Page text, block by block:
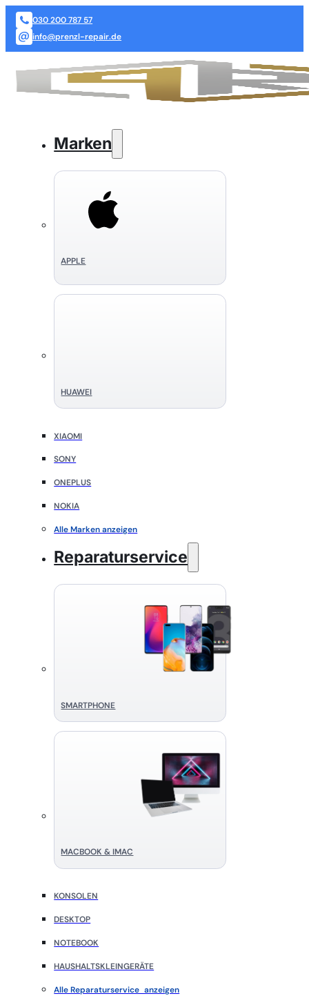
030 200 787 57
info@prenzl-repair.de
Marken
APPLE
HUAWEI
XIAOMI
SONY
ONEPLUS
NOKIA
Alle Marken anzeigen
Reparaturservice
SMART­PHONE
MACBOOK & IMAC
KONSOLEN
DESKTOP
NOTEBOOK
HAUSHALTSKLEINGERÄTE
Alle Reparaturservice anzeigen